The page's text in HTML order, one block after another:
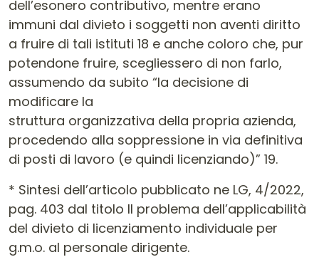
dell’esonero contributivo, mentre erano
immuni dal divieto i soggetti non aventi diritto
a fruire di tali istituti 18 e anche coloro che, pur
potendone fruire, scegliessero di non farlo,
assumendo da subito “la decisione di
modificare la
struttura organizzativa della propria azienda,
procedendo alla soppressione in via definitiva
di posti di lavoro (e quindi licenziando)” 19.
* Sintesi dell’articolo pubblicato ne LG, 4/2022,
pag. 403 dal titolo Il problema dell’applicabilità
del divieto di licenziamento individuale per
g.m.o. al personale dirigente.